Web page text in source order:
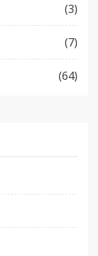
(3)
(7)
(64)